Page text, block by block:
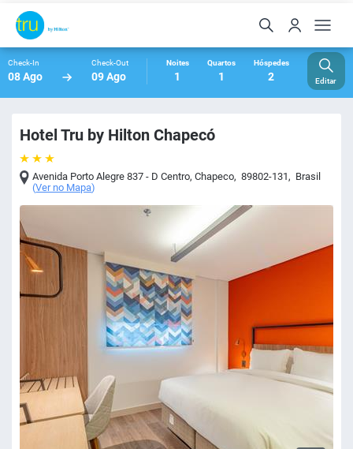
Check-In
08 Ago
Check-Out
09 Ago
Noites
1
Quartos
1
Hóspedes
2 Editar
Hotel Tru by Hilton Chapecó
Avenida Porto Alegre 837 - D Centro,Chapeco, 89802-131, Brasil
(Ver no Mapa)